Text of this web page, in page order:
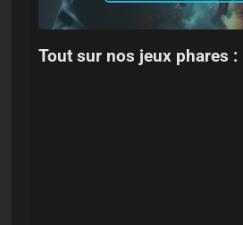
Tout sur nos jeux phares :